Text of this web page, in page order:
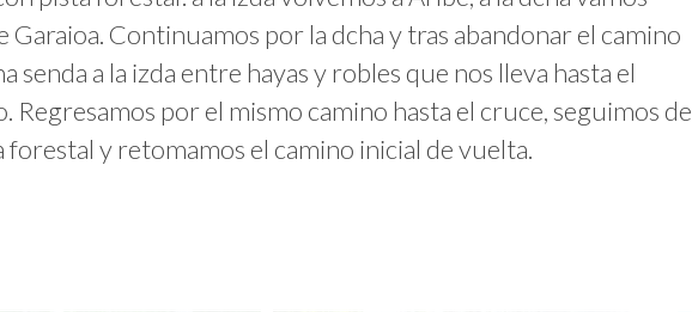
Garaioa. Continuamos por la dcha y tras abandonar el camino
senda a la izda entre hayas y robles que nos lleva hasta el
Regresamos por el mismo camino hasta el cruce, seguimos de
y retomamos el camino inicial de vuelta.